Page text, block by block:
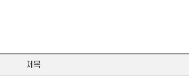
제목